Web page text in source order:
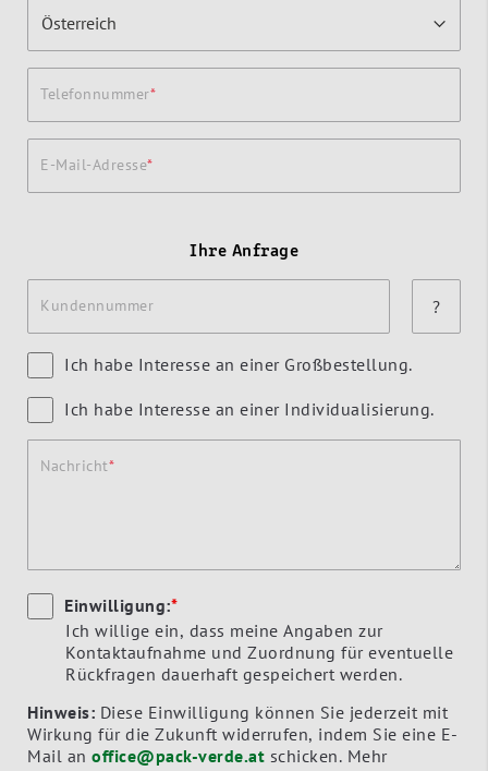
Telefonnummer
E-Mail-Adresse
Ihre Anfrage
Kundennummer ?
Ich habe Interesse an einer Großbestellung.
Ich habe Interesse an einer Individualisierung.
Nachricht
Einwilligung:*
Ich willige ein, dass meine Angaben zur
Kontaktaufnahme und Zuordnung für eventuelle
Rückfragen dauerhaft gespeichert werden.
Hinweis: Diese Einwilligung können Sie jederzeit mit
Wirkung für die Zukunft widerrufen, indem Sie eine E-
Mail an office@pack-verde.at